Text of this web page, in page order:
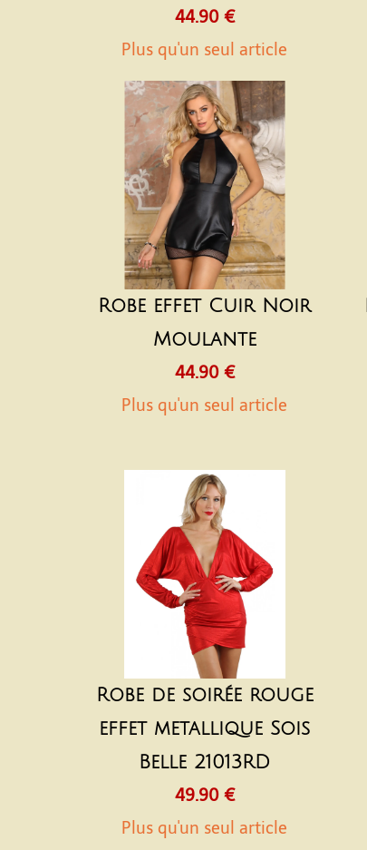
44.90 €
Plus qu'un seul article
Robe effet Cuir Noir
Moulante
44.90 €
Plus qu'un seul article
Robe de soirée rouge
effet metallique Sois
Belle 21013RD
49.90 €
Plus qu'un seul article